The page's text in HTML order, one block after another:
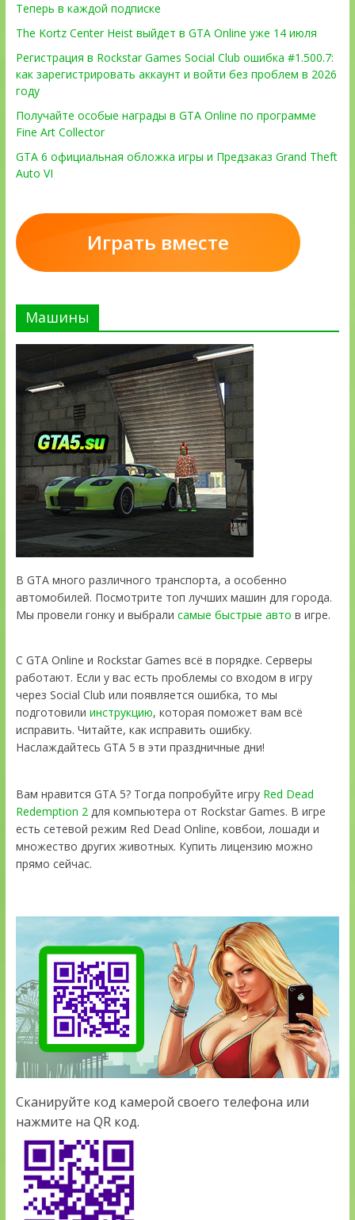
Теперь в каждой подписке
The Kortz Center Heist выйдет в GTA Online уже 14 июля
Регистрация в Rockstar Games Social Club ошибка #1.500.7:
как зарегистрировать аккаунт и войти без проблем в 2026
году
Получайте особые награды в GTA Online по программе
Fine Art Collector
GTA 6 официальная обложка игры и Предзаказ Grand Theft
Auto VI
Играть вместе
Машины
В GTA много различного транспорта, а особенно
автомобилей. Посмотрите топ лучших машин для города.
Мы провели гонку и выбрали самые быстрые авто в игре.
С GTA Online и Rockstar Games всё в порядке. Серверы
работают. Если у вас есть проблемы со входом в игру
через Social Club или появляется ошибка, то мы
подготовили инструкцию, которая поможет вам всё
исправить. Читайте, как исправить ошибку.
Наслаждайтесь GTA 5 в эти праздничные дни!
Вам нравится GTA 5? Тогда попробуйте игру Red Dead
Redemption 2для компьютера от Rockstar Games. В игре
есть сетевой режим Red Dead Online, ковбои, лошади и
множество других животных. Купить лицензию можно
прямо сейчас.
Сканируйте код камерой своего телефона или
нажмите на QR код.